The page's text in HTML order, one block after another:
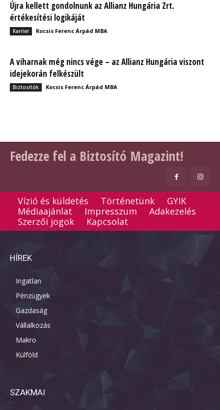
Újra kellett gondolnunk az Allianz Hungária Zrt.
értékesítési logikáját
Karrier Kocsis Ferenc Árpád MBA
A viharnak még nincs vége – az Allianz Hungária viszont
idejekorán felkészült
Biztosítók Kocsis Ferenc Árpád MBA
Fedezze fel a Biztosító Magazint!
Vízió és küldetés Történetünk
GYIK
Médiaajánlat
Impresszum
Adakezelés
Szerzői jogok
Kapcsolat
HÍREK
Ingatlan
Pénzügyek
Gazdaság
Vállalkozás
Makro
Külföld
SZAKMAI